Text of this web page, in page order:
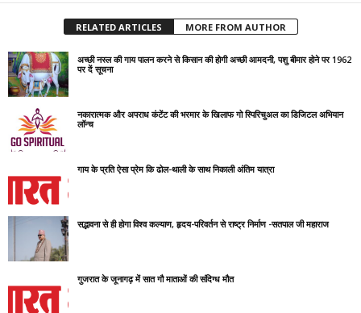
RELATED ARTICLES MORE FROM AUTHOR
अच्छी नस्ल की गाय पालन करने से किसान की होगी अच्छी आमदनी, पशु बीमार होने पर 1962
पर दें सूचना
नकारात्मक और अपराध कंटेंट की भरमार के खिलाफ गो स्पिरिचुअल का डिजिटल अभियान
लॉन्च
गाय के प्रति ऐसा प्रेम कि ढोल-थाली के साथ निकाली अंतिम यात्रा
सद्भावना से ही होगा विश्व कल्याण, हृदय-परिवर्तन से राष्ट्र निर्माण -सतपाल जी महाराज
गुजरात के जूनागढ़ में सात गौ माताओं की संदिग्ध मौत